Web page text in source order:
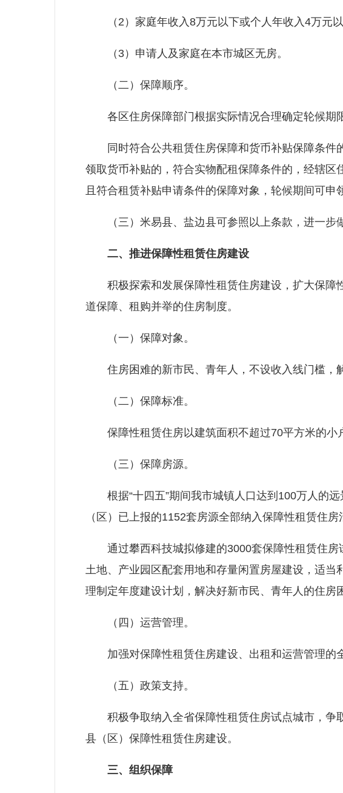
（2）家庭年收入8万元以下或个人年收入4万元以
（3）申请人及家庭在本市城区无房。
（二）保障顺序。
各区住房保障部门根据实际情况合理确定轮候期
同时符合公共租赁住房保障和货币补贴保障条件
领取货币补贴的，符合实物配租保障条件的，经辖
且符合租赁补贴申请条件的保障对象，轮候期间可
（三）米易县、盐边县可参照以上条款，进一步做
二、推进保障性租赁住房建设
积极探索和发展保障性租赁住房建设，扩大保障
道保障、租购并举的住房制度。
（一）保障对象。
住房困难的新市民、青年人，不设收入线门槛，解
（二）保障标准。
保障性租赁住房以建筑面积不超过70平方米的小
（三）保障房源。
根据“十四五”期间我市城镇人口达到100万人的远
（区）已上报的1152套房源全部纳入保障性租赁住房
通过攀西科技城拟修建的3000套保障性租赁住房
土地、产业园区配套用地和存量闲置房屋建设，适
理制定年度建设计划，解决好新市民、青年人的住房
（四）运营管理。
加强对保障性租赁住房建设、出租和运营管理的
（五）政策支持。
积极争取纳入全省保障性租赁住房试点城市，争
县（区）保障性租赁住房建设。
三、组织保障